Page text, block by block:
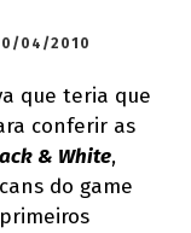
04/2010
que teria que
conferir as
& White,
do game